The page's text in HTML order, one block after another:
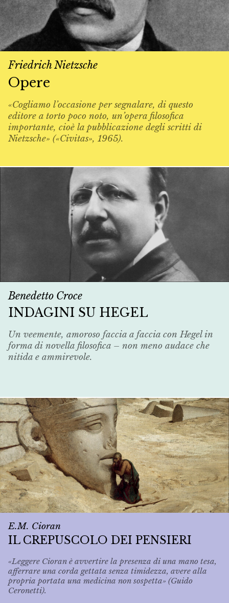
Friedrich Nietzsche
Opere
«Cogliamo l’occasione per segnalare, di questo
editore a torto poco noto, un’opera filosofica
importante, cioè la pubblicazione degli scritti di
Nietzsche» («Civitas», 1965).
Benedetto Croce
INDAGINI SU HEGEL
Un veemente, amoroso faccia a faccia con Hegel in
forma di novella filosofica – non meno audace che
nitida e ammirevole.
E.M. Cioran
IL CREPUSCOLO DEI PENSIERI
«Leggere Cioran è avvertire la presenza di una mano tesa,
afferrare una corda gettata senza timidezza, avere alla
propria portata una medicina non sospetta» (Guido
Ceronetti).